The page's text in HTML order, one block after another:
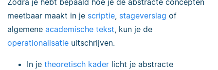
Zodra je hebt bepaald hoe je de abstracte concepten
meetbaar maakt in je scriptie, stageverslag of
algemene academische tekst, kun je de
operationalisatie uitschrijven.
In je theoretisch kader licht je abstracte